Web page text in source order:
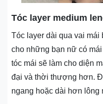
Tóc layer medium
Tóc layer dài qua vai mái
cho những bạn nữ có
tóc mái sẽ làm cho diện
đại và thời thượng hơn.
ngang hoặc dài hơn lông